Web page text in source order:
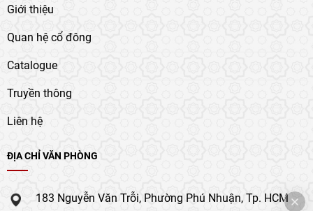
Giới thiệu
Quan hệ cổ đông
Catalogue
Truyền thông
Liên hệ
ĐỊA CHỈ VĂN PHÒNG
183 Nguyễn Văn Trỗi, Phường Phú Nhuận, Tp. HCM